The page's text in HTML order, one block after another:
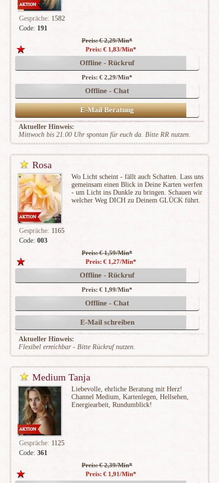
Code: 191
Gespräche: 1582
Preis: € 2,29/Min*
Preis: € 1,83/Min*
Offline - Rückruf
Preis: € 2,29/Min*
Offline - Chat
E-Mail Beratung
Aktueller Hinweis:
Mittwoch bis 21.00 Uhr spontan für euch da. Bitte RR nutzen.
Rosa
Code: 003
Wo Licht scheint - fällt auch Schatten. Lass uns
gemeinsam einen Blick in Deine Karten werfen
- um Licht ins Dunkle zu bringen. Schauen wir
welcher Weg DICH zu Deinem GLÜCK führt.
Gespräche: 1165
Preis: € 1,59/Min*
Preis: € 1,27/Min*
Offline - Rückruf
Preis: € 1,99/Min*
Offline - Chat
E-Mail schreiben
Aktueller Hinweis:
Flexibel erreichbar - Bitte Rückruf nutzen.
Medium Tanja
Code: 361
Liebevolle, ehrliche Beratung mit Herz!
Channel Medium, Kartenlegen, Hellsehen,
Energiearbeit, Rundumblick!
Gespräche: 1125
Preis: € 2,39/Min*
Preis: € 1,91/Min*